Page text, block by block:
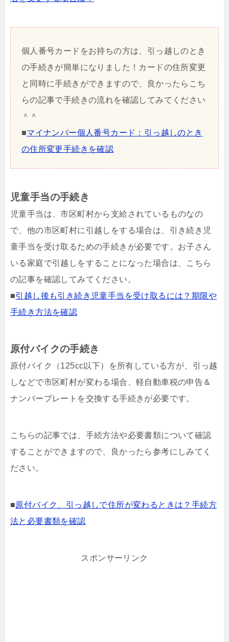
個人番号カードをお持ちの方は、引っ越しのとき
の手続きが簡単になりました！カードの住所変更
と同時に手続きができますので、良かったらこち
らの記事で手続きの流れを確認してみてください
＾＾
■マイナンバー個人番号カード：引っ越しのとき
の住所変更手続きを確認
児童手当の手続き
児童手当は、市区町村から支給されているものなの
で、他の市区町村に引越しをする場合は、引き続き児
童手当を受け取るための手続きが必要です。お子さん
いる家庭で引越しをすることになった場合は、こちら
の記事を確認してみてください。
■引越し後も引き続き児童手当を受け取るには？期限や
手続き方法を確認
原付バイクの手続き
原付バイク（125cc以下）を所有している方が、引っ越
しなどで市区町村が変わる場合、軽自動車税の申告＆
ナンバープレートを交換する手続きが必要です。
こちらの記事では、手続方法や必要書類について確認
することができますので、良かったら参考にしみてく
ださい。
■原付バイク、引っ越しで住所が変わるときは？手続方
法と必要書類を確認
スポンサーリンク